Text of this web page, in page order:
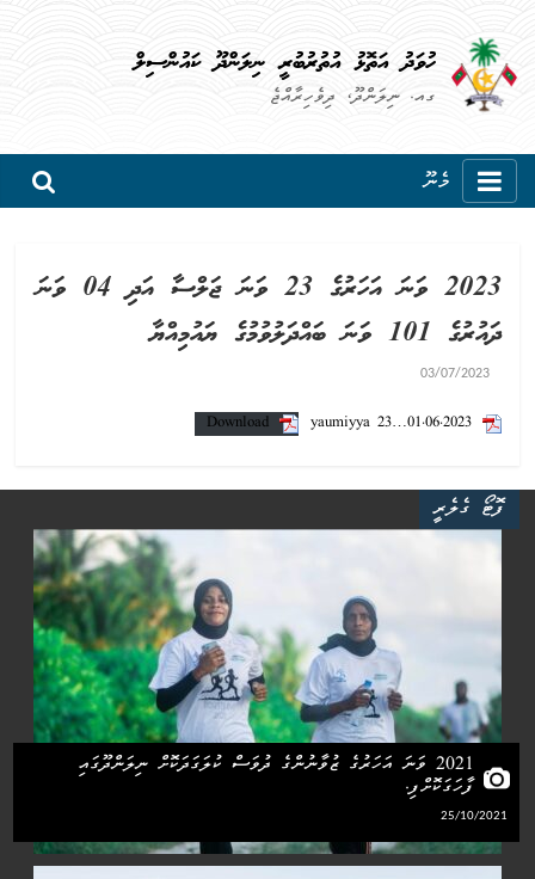
ހުވަދު އަތޮޅު އުތުރުބުރީ ނިލަންދޫ ކައުންސިލް
ގއ. ނިލަންދޫ، ދިވެހިރާއްޖެ
މެނޫ
2023 ވަނަ އަހަރުގެ 23 ވަނަ ޖަލްސާ އަދި 04 ވަނަ
ދައުރުގެ 101 ވަނަ ބައްދަލުވުމުގެ ޔައުމިއްޔާ
03/07/2023
yaumiyya 23…01.06.2023
Download
ފޮޓޯ ގެލެރީ
2021 ވަނަ އަހަރުގެ ޒުވާނުންގެ ދުވަސް ކުލަގަދަކޮށް ނިލަންދޫގައި
ފާހަގަކޮށްފި.
25/10/2021